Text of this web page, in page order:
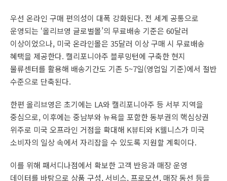
우선 온라인 구매 편의성이 대폭 강화된다. 전 세계 공통으로
운영되는 ‘올리브영 글로벌몰’의 무료배송 기준은 60달러
이상이었으나, 미국 온라인몰은 35달러 이상 구매 시 무료배송
혜택을 제공한다. 캘리포니아주 블루밍턴에 구축한 현지
물류센터를 활용해 배송기간도 기존 5~7일(영업일 기준)에서 절반
수준으로 단축된다.
한편 올리브영은 초기에는 LA와 캘리포니아주 등 서부 지역을
중심으로, 이후에는 중남부와 뉴욕을 포함한 동부권의 핵심상권
위주로 미국 오프라인 거점을 확대해 K뷰티와 K웰니스가 미국
소비자의 일상 속에서 자리잡을 수 있도록 지원할 계획이다.
이를 위해 패서디나점에서 확보한 고객 반응과 매장 운영
데이터를 바탕으로 상품 구성, 서비스, 프로모션, 매장 동선 등을